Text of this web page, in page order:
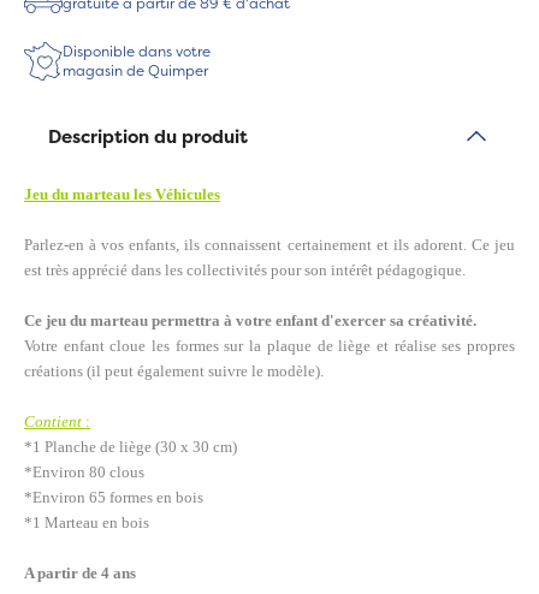
Disponible dans votre
magasin de Quimper
Description du produit
Jeu du marteau les Véhicules
Parlez-en à vos enfants, ils connaissent certainement et ils adorent. Ce jeu
est très apprécié dans les collectivités pour son intérêt pédagogique.
Ce jeu du marteau permettra à votre enfant d'exercer sa créativité.
Votre enfant cloue les formes sur la plaque de liège et réalise ses propres
créations (il peut également suivre le modèle).
Contient :
*1 Planche de liège (30 x 30 cm)
*Environ 80 clous
*Environ 65 formes en bois
*1 Marteau en bois
A partir de 4 ans